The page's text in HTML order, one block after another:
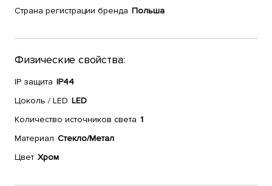
Страна регистрации бренда Польша
Физические свойства:
IP защита IP44
Цоколь / LED LED
Количество источников света 1
Материал Стекло/Метал
Цвет Хром